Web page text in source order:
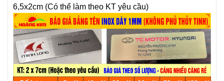
6,5x2cm (Có thể làm theo KT yêu cầu)